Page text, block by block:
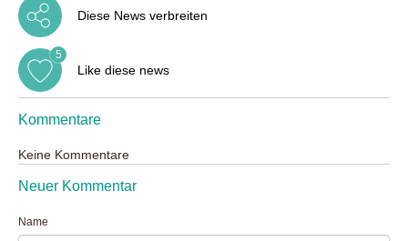
Diese News verbreiten
Like diese news
5
Kommentare
Keine Kommentare
Neuer Kommentar
Name